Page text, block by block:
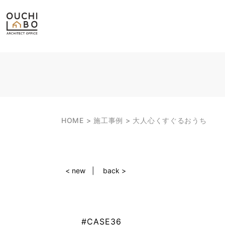
HOME 施工事例 大人心くすぐるおうち
< new back >
#CASE36